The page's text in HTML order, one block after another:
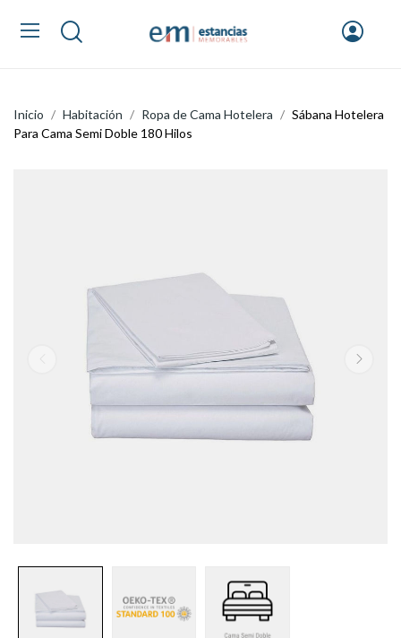
Inicio Habitación Ropa de Cama Hotelera
Sábana Hotelera
Para Cama Semi Doble 180 Hilos